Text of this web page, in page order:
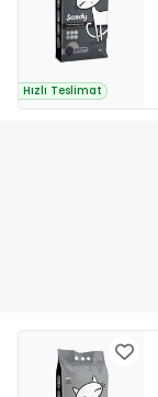
Hızlı Teslimat